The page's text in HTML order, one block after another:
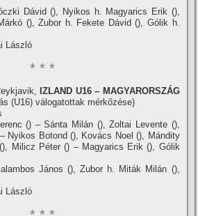
Dávid (), Nyikos h. Magyarics Erik (),
(), Zubor h. Fekete Dávid (), Gólik h.
László
* * *
IZLAND U16 – MAGYARORSZÁG
(U16) válogatottak mérkőzése)
() – Sánta Milán (), Zoltai Levente (),
Nyikos Botond (), Kovács Noel (), Mándity
Milicz Péter () – Magyarics Erik (), Gólik
János (), Zubor h. Miták Milán (),
László